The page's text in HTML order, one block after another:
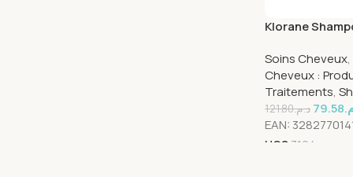
Klorane
Soins Cheveux,
Cheveux :
Traitements,
د.م.121.80
79.58
EAN:
UGS 3194